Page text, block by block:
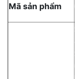
Mã sản phẩm